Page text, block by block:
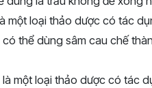
một loại thảo dược có tác
thể dùng sâm cau chế
là một loại thảo dược có tác